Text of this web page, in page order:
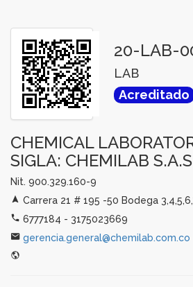
20-LAB-
LAB
Acreditado
CHEMICAL
SIGLA: CHEMILAB S.A.S
Nit. 900.329.160-9
Carrera 21 # 195 -50 Bodega
6777184 - 3175023669
gerencia.general@chemilab.com.co